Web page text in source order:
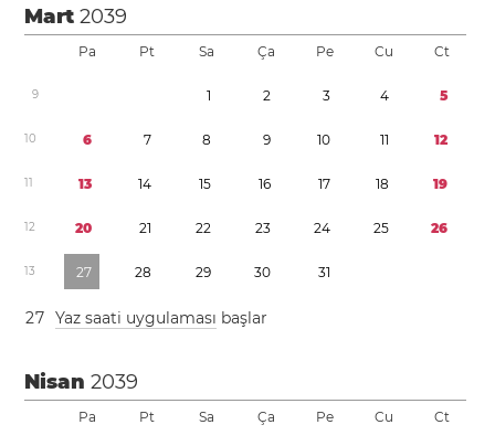
Mart2039
Pa Pt Sa Ça Pe Cu Ct
9 1 2 3 4 5
10 6 7 8 9 10 11 12
11 13 14 15 16 17 18 19
12 20 21 22 23 24 25 26
13 27 28 29 30 31
27 Yaz saati uygulaması başlar
Nisan2039
Pa Pt Sa Ça Pe Cu Ct